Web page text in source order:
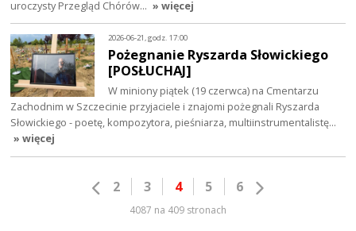
uroczysty Przegląd Chórów… » więcej
2026-06-21, godz. 17:00
Pożegnanie Ryszarda Słowickiego
[POSŁUCHAJ]
W miniony piątek (19 czerwca) na Cmentarzu
Zachodnim w Szczecinie przyjaciele i znajomi pożegnali Ryszarda
Słowickiego - poetę, kompozytora, pieśniarza, multiinstrumentalistę…
» więcej
2 3 4 5 6
4087 na 409 stronach